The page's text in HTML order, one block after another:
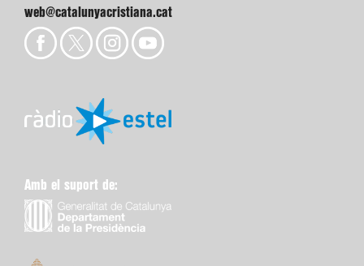
web@catalunyacristiana.cat
Amb el suport de: